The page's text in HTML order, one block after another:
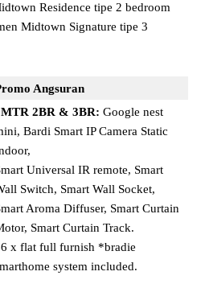
Residence tipe 2 bedroom
Midtown Signature tipe 3
Angsuran
2BR & 3BR: Google nest
Bardi Smart IP Camera Static
Universal IR remote, Smart
Switch, Smart Wall Socket,
Aroma Diffuser, Smart Curtain
Smart Curtain Track.
x flat full furnish *bradie
system included.